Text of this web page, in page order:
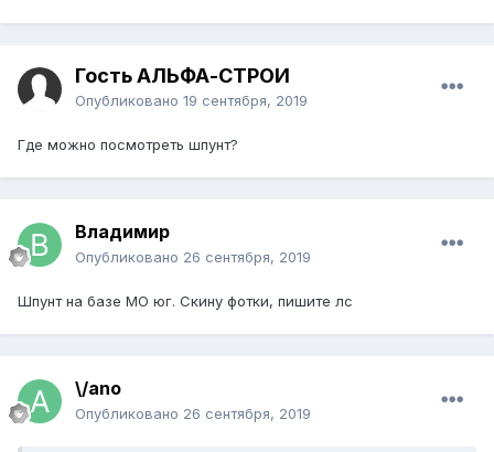
Гость АЛЬФА-СТРОЙ
Опубликовано 19 сентября, 2019
Где можно посмотреть шпунт?
Владимир
Опубликовано 26 сентября, 2019
Шпунт на базе МО юг. Скину фотки, пишите лс
\/ano
Опубликовано 26 сентября, 2019